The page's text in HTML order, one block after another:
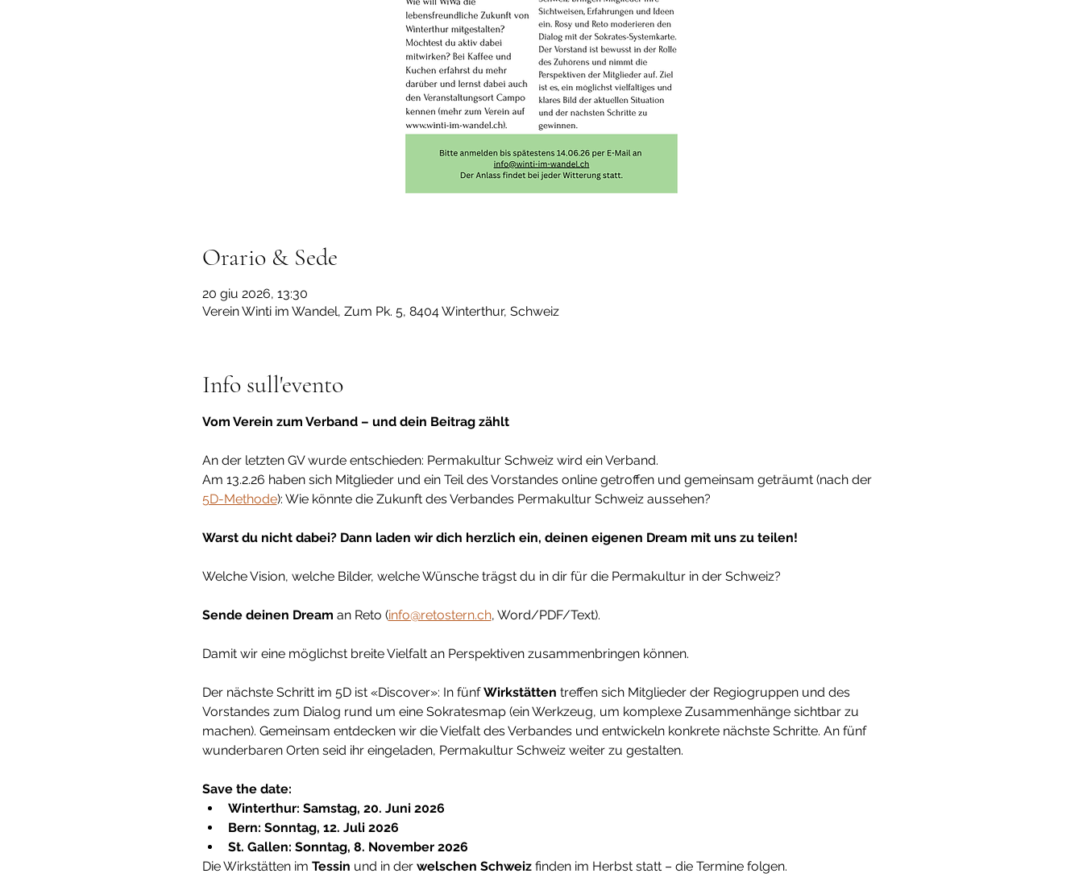
Orario & Sede
20 giu 2026, 13:30
Verein Winti im Wandel, Zum Pk. 5, 8404 Winterthur, Schweiz
Info sull'evento
Vom Verein zum Verband – und dein Beitrag zählt
An der letzten GV wurde entschieden: Permakultur Schweiz wird ein Verband.
Am 13.2.26 haben sich Mitglieder und ein Teil des Vorstandes online getroffen und gemeinsam geträumt (nach der
5D-Methode): Wie könnte die Zukunft des Verbandes Permakultur Schweiz aussehen?
Warst du nicht dabei? Dann laden wir dich herzlich ein, deinen eigenen Dream mit uns zu teilen!
Welche Vision, welche Bilder, welche Wünsche trägst du in dir für die Permakultur in der Schweiz?
Sende deinen Dream an Reto (info@retostern.ch, Word/PDF/Text).
Damit wir eine möglichst breite Vielfalt an Perspektiven zusammenbringen können.
Der nächste Schritt im 5D ist «Discover»: In fünf Wirkstätten treffen sich Mitglieder der Regiogruppen und des
Vorstandes zum Dialog rund um eine Sokratesmap (ein Werkzeug, um komplexe Zusammenhänge sichtbar zu
machen). Gemeinsam entdecken wir die Vielfalt des Verbandes und entwickeln konkrete nächste Schritte. An fünf
wunderbaren Orten seid ihr eingeladen, Permakultur Schweiz weiter zu gestalten.
Save the date:
Winterthur: Samstag, 20. Juni 2026
Bern: Sonntag, 12. Juli 2026
St. Gallen: Sonntag, 8. November 2026
Die Wirkstätten im Tessin und in der welschen Schweiz finden im Herbst statt – die Termine folgen.